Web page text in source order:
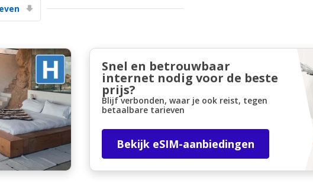
tot exclusieve
Inloggen met eLink
Snel en betrouwbaar
internet nodig voor de beste
prijs?
Blijf verbonden, waar je ook reist, tegen
betaalbare tarieven
Bekijk eSIM-aanbiedingen